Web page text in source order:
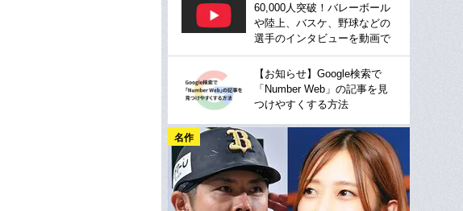
60,000人突破！バレーボール
や陸上、バスケ、野球などの
選手のインタビューを動画で
【お知らせ】Google検索で
「Number Web」の記事を見
つけやすくする方法
名作